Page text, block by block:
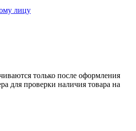
лицу
только после оформления
для проверки наличия товара на